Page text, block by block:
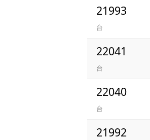
21993
台
22041
台
22040
台
21992